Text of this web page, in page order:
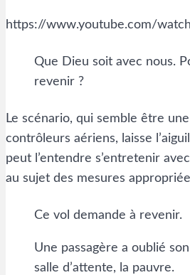
https://www.youtube.com/
Que Dieu soit avec nous.
revenir ?
Le scénario, qui semble être
contrôleurs aériens, laisse
peut l’entendre s’entretenir
au sujet des mesures
Ce vol demande à revenir.
Une passagère a oublié
salle d’attente, la pauvre.